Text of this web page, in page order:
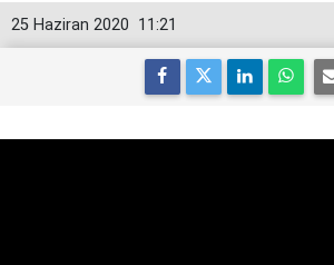
11:21
25 Haziran 2020